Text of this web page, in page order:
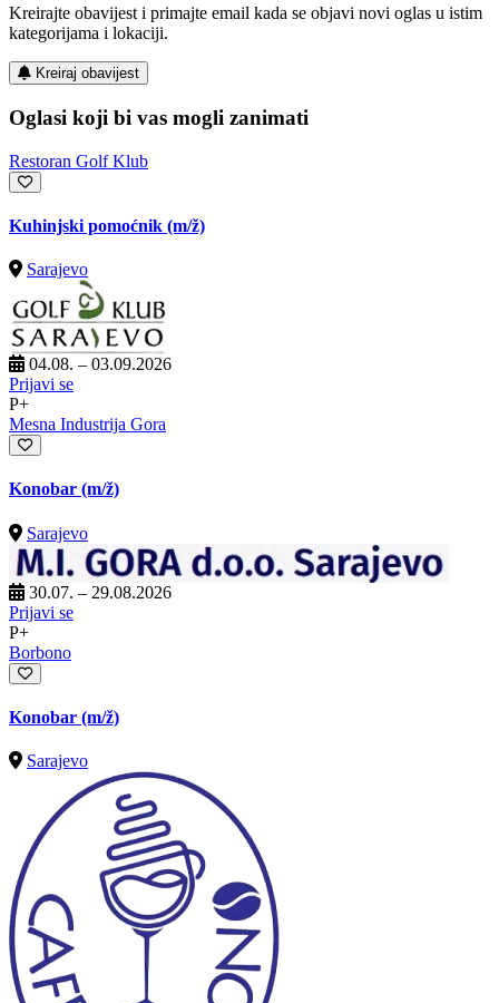
Kreirajte obavijest i primajte email kada se objavi novi oglas u istim
kategorijama i lokaciji.
Kreiraj obavijest
Oglasi koji bi vas mogli zanimati
Restoran Golf Klub
Kuhinjski pomoćnik (m/ž)
Sarajevo
04.08. – 03.09.2026
Prijavi se
P+
Mesna Industrija Gora
Konobar (m/ž)
Sarajevo
30.07. – 29.08.2026
Prijavi se
P+
Borbono
Konobar (m/ž)
Sarajevo